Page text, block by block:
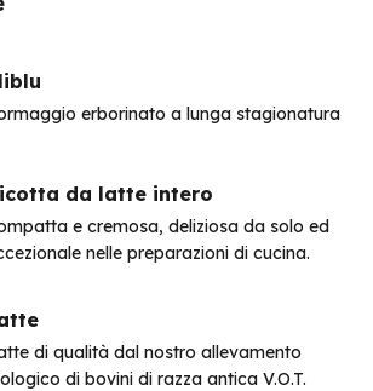
erborinato a lunga stagionatura
da latte intero
e cremosa, deliziosa da solo ed
nelle preparazioni di cucina.
di qualità dal nostro allevamento
di bovini di razza antica V.O.T.